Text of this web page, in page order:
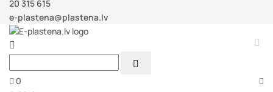
20 315 615
e-plastena@plastena.lv
 

0